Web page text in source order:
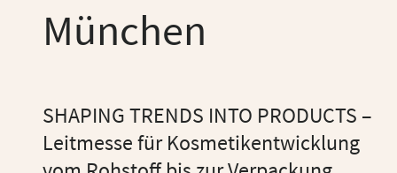
München
SHAPING TRENDS INTO PRODUCTS –
Leitmesse für Kosmetikentwicklung